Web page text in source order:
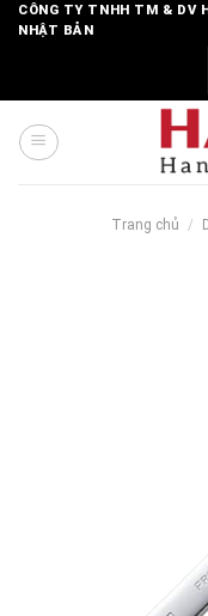
SkipCÔNG TY TNHH TM & DV
NHẬT BẢN
Trang chủ /